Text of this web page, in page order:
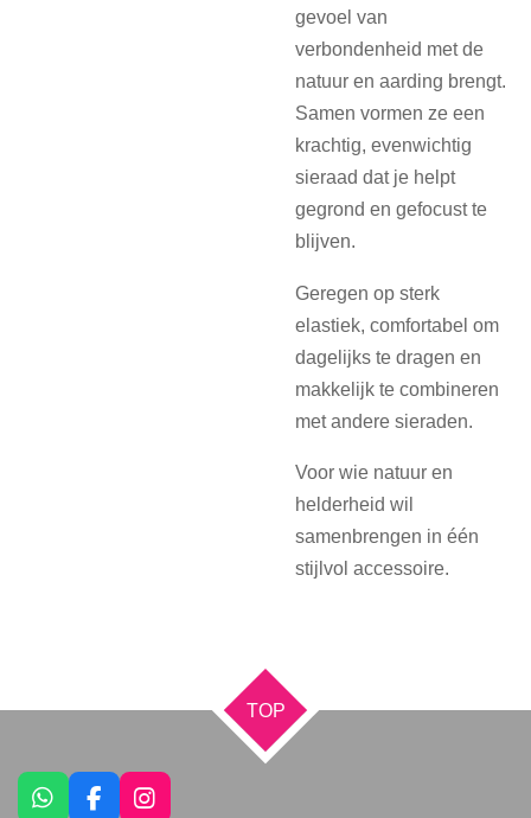
gevoel van
verbondenheid met de
natuur en aarding brengt.
Samen vormen ze een
krachtig, evenwichtig
sieraad dat je helpt
gegrond en gefocust te
blijven.
Geregen op sterk
elastiek, comfortabel om
dagelijks te dragen en
makkelijk te combineren
met andere sieraden.
Voor wie natuur en
helderheid wil
samenbrengen in één
stijlvol accessoire.
TOP
W F I